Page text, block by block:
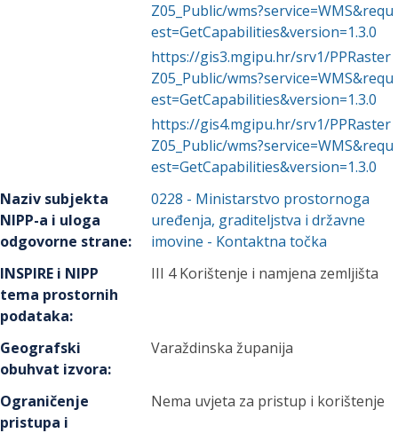
Z05_Public/wms?service=WMS&requ
est=GetCapabilities&version=1.3.0
https://gis3.mgipu.hr/srv1/PPRaster
Z05_Public/wms?service=WMS&requ
est=GetCapabilities&version=1.3.0
https://gis4.mgipu.hr/srv1/PPRaster
Z05_Public/wms?service=WMS&requ
est=GetCapabilities&version=1.3.0
Naziv subjekta
NIPP-a i uloga
odgovorne strane:
0228 - Ministarstvo prostornoga
uređenja, graditeljstva i državne
imovine - Kontaktna točka
INSPIRE i NIPP
tema prostornih
podataka:
III 4 Korištenje i namjena zemljišta
Geografski
obuhvat izvora:
Varaždinska županija
Ograničenje
pristupa i
Nema uvjeta za pristup i korištenje